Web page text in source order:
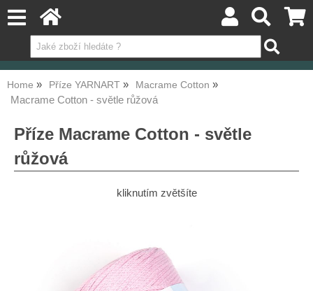
Home Příze YARNART Macrame Cotton
Macrame Cotton - světle růžová
Příze Macrame Cotton - světle
růžová
kliknutím zvětšíte